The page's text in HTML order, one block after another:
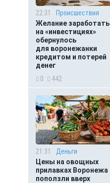
22:31
Происшествия
Желание заработать
на «инвестициях»
обернулось
для воронежанки
кредитом и потерей
денег
0
442
21:31
Деньги
Цены на овощных
прилавках Воронежа
поползли вверх